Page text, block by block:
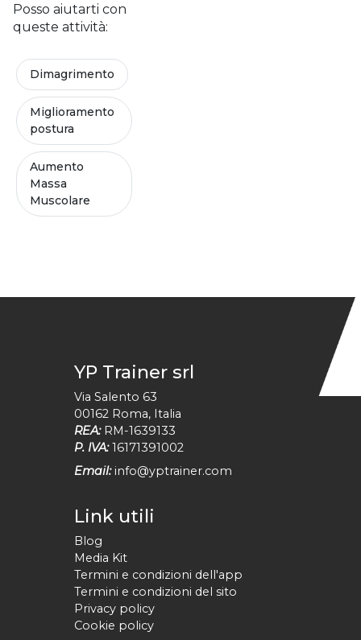
Posso aiutarti con
queste attività:
Dimagrimento
Miglioramento
postura
Aumento
Massa
Muscolare
YP Trainer srl
Via Salento 63
00162 Roma, Italia
REA: RM-1639133
P. IVA: 16171391002
Email: info@yptrainer.com
Link utili
Blog
Media Kit
Termini e condizioni dell'app
Termini e condizioni del sito
Privacy policy
Cookie policy